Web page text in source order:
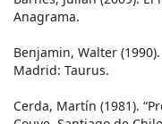
Anagrama.
Benjamin, Walter
Madrid: Taurus.
Cerda, Martín (1981).